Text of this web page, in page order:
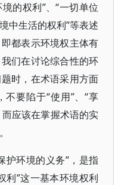
的权利”、“一切单位
中生活的权利”等表述
都表示环境权主体有
们在讨论综合性的环
时，在术语采用方面
要陷于“使用”、“享
而应该在掌握术语的实
护环境的义务”，是指
利”这一基本环境权利